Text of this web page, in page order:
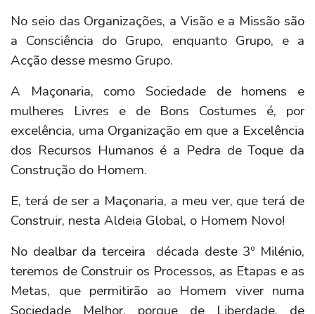
No seio das Organizações, a Visão e a Missão são
a Consciência do Grupo, enquanto Grupo, e a
Acção desse mesmo Grupo.
A Maçonaria, como Sociedade de homens e
mulheres Livres e de Bons Costumes é, por
excelência, uma Organização em que a Excelência
dos Recursos Humanos é a Pedra de Toque da
Construção do Homem.
E, terá de ser a Maçonaria, a meu ver, que terá de
Construir, nesta Aldeia Global, o Homem Novo!
No dealbar da terceira década deste 3º Milénio,
teremos de Construir os Processos, as Etapas e as
Metas, que permitirão ao Homem viver numa